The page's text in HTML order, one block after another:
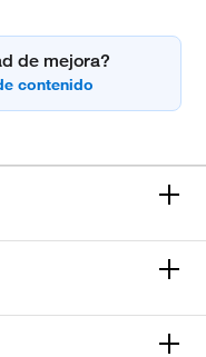
de mejora?